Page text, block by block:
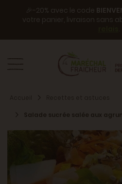
🎉-20% avec le code
votre panier, livraison sans
.
Salade sucrée salée aux